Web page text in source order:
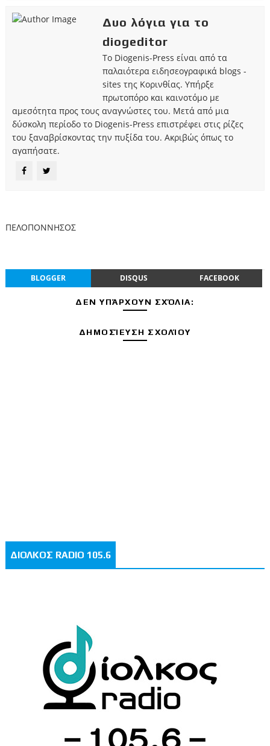
Δυο λόγια για το
diogeditor
Το Diogenis-Press είναι από τα
παλαιότερα ειδησεογραφικά blogs -
sites της Κορινθίας. Υπήρξε
πρωτοπόρο και καινοτόμο με
αμεσότητα προς τους αναγνώστες του. Μετά από μια
δύσκολη περίοδο το Diogenis-Press επιστρέφει στις ρίζες
του ξαναβρίσκοντας την πυξίδα του. Ακριβώς όπως το
αγαπήσατε.
ΠΕΛΟΠΟΝΝΗΣΟΣ
BLOGGER DISQUS FACEBOOK
ΔΕΝ ΥΠΆΡΧΟΥΝ ΣΧΌΛΙΑ:
ΔΗΜΟΣΊΕΥΣΗ ΣΧΟΛΊΟΥ
ΔΙΟΛΚΟΣ RADIO 105.6